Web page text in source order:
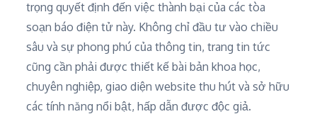
trọng quyết định đến việc thành bại của các tòa
soạn báo điện tử này. Không chỉ đầu tư vào chiều
sâu và sự phong phú của thông tin, trang tin tức
cũng cần phải được thiết kế bài bản khoa học,
chuyên nghiệp, giao diện website thu hút và sở hữu
các tính năng nổi bật, hấp dẫn được độc giả.